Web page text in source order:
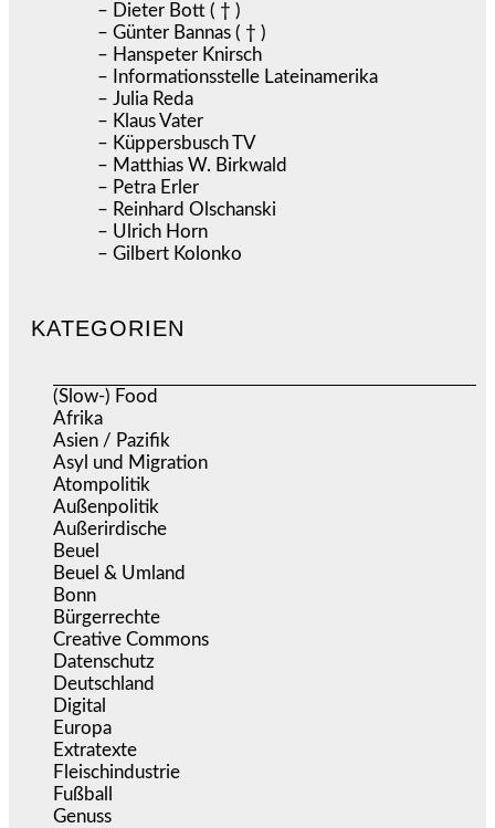
– Dieter Bott ( † )
– Günter Bannas ( † )
– Hanspeter Knirsch
– Informationsstelle Lateinamerika
– Julia Reda
– Klaus Vater
– Küppersbusch TV
– Matthias W. Birkwald
– Petra Erler
– Reinhard Olschanski
– Ulrich Horn
– Gilbert Kolonko
KATEGORIEN
(Slow-) Food
Afrika
Asien / Pazifik
Asyl und Migration
Atompolitik
Außenpolitik
Außerirdische
Beuel
Beuel & Umland
Bonn
Bürgerrechte
Creative Commons
Datenschutz
Deutschland
Digital
Europa
Extratexte
Fleischindustrie
Fußball
Genuss